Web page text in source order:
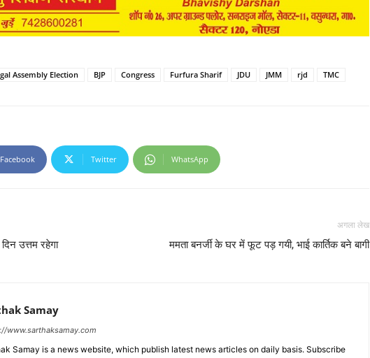
Assembly Election BJP Congress Furfura Sharif JDU JMM rjd TMC
Facebook Twitter WhatsApp
उत्तम रहेगा
अगला लेख
ममता बनर्जी के घर में फूट पड़ गयी, भाई कार्तिक बने बागी
Samay
www.sarthaksamay.com
Samay is a news website, which publish latest news articles on daily basis. Subscribe